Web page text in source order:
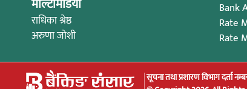
मल्टिमिडिया
राधिका श्रेष्ठ
अरुणा जोशी
Bank
Rate
Rate
सूचना तथा प्रशारण विभाग दर्ता